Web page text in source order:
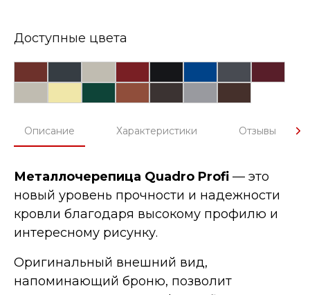
Доступные цвета
Описание Характеристики Отзывы
Металлочерепица Quadro Profi — это
новый уровень прочности и надежности
кровли благодаря высокому профилю и
интересному рисунку.
Оригинальный внешний вид,
напоминающий броню, позволит